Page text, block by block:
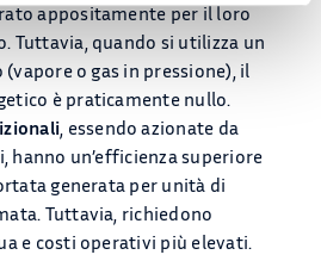
appositamente per il loro
Tuttavia, quando si utilizza un
o gas in pressione), il
è praticamente nullo.
, essendo azionate da
un’efficienza superiore
generata per unità di
Tuttavia, richiedono
e costi operativi più elevati.